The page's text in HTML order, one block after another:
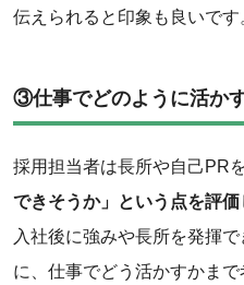
伝えられると印象も良いです
③仕事でどのように活か
採用担当者は長所や自己PR
できそうか」という点を評価
入社後に強みや長所を発揮
に、仕事でどう活かすかまで